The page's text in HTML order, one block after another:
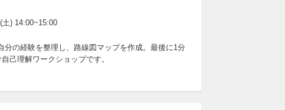
土) 14:00~15:00
の経験を整理し、路線図マップを作成。最後に1分
己理解ワークショップです。